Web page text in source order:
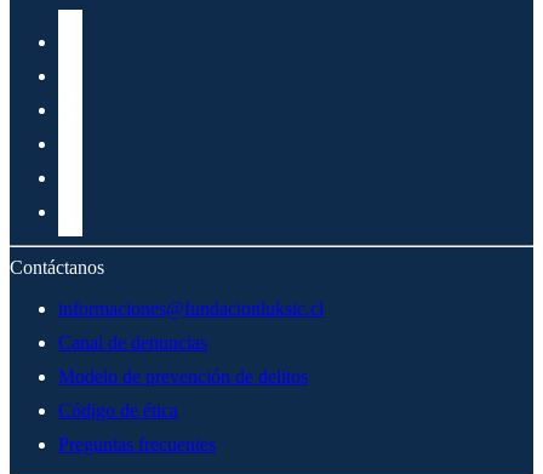
Contáctanos
informaciones@fundacionluksic.cl
Canal de denuncias
Modelo de prevención de delitos
Código de ética
Preguntas frecuentes